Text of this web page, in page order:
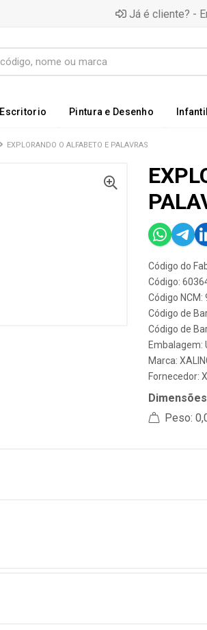
Já é cliente? -
Escritorio Pintura e Desenho Infantil
EXPLORANDO O ALFABETO E PALAVRAS
Código do
Código:
Código NCM:
Código de
Código de
Embalagem:
Marca:
Fornecedor:
Peso: